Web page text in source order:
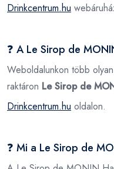
Drinkcentrum.hu
❓ A Le Sirop de
Weboldalunkon több
raktáron Le Sirop de
Drinkcentrum.hu oldalon.
❓ Mi a Le Sirop de